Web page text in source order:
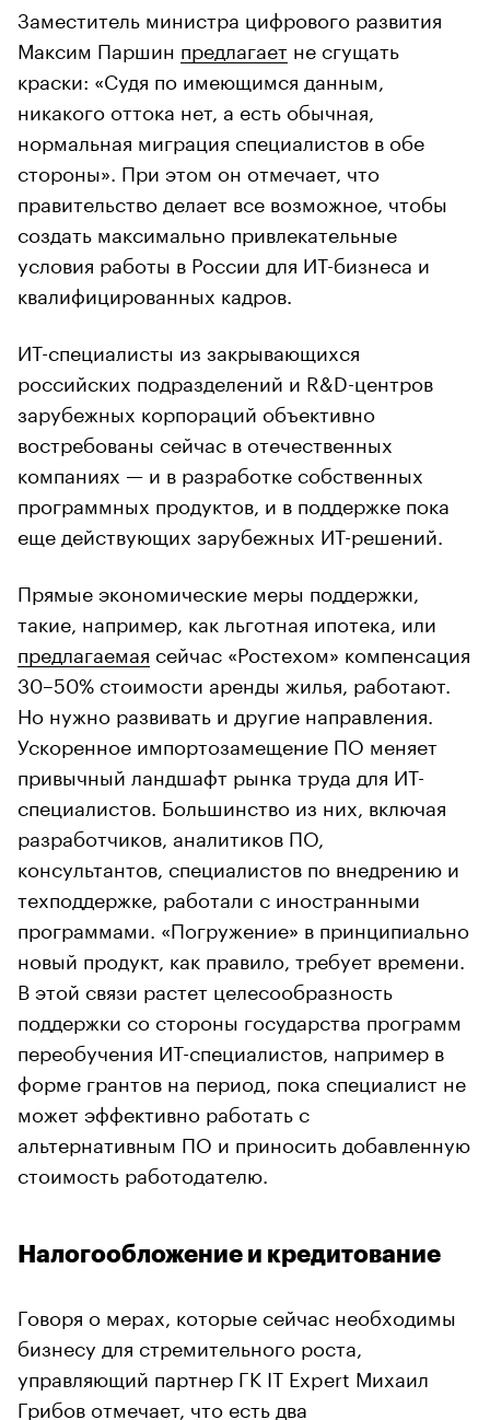
Заместитель министра цифрового развития
Максим Паршин предлагает не сгущать
краски: «Судя по имеющимся данным,
никакого оттока нет, а есть обычная,
нормальная миграция специалистов в обе
стороны». При этом он отмечает, что
правительство делает все возможное, чтобы
создать максимально привлекательные
условия работы в России для ИТ-бизнеса и
квалифицированных кадров.
ИТ-специалисты из закрывающихся
российских подразделений и R&D-центров
зарубежных корпораций объективно
востребованы сейчас в отечественных
компаниях — и в разработке собственных
программных продуктов, и в поддержке пока
еще действующих зарубежных ИТ-решений.
Прямые экономические меры поддержки,
такие, например, как льготная ипотека, или
предлагаемая сейчас «Ростехом» компенсация
30–50% стоимости аренды жилья, работают.
Но нужно развивать и другие направления.
Ускоренное импортозамещение ПО меняет
привычный ландшафт рынка труда для ИТ-
специалистов. Большинство из них, включая
разработчиков, аналитиков ПО,
консультантов, специалистов по внедрению и
техподдержке, работали с иностранными
программами. «Погружение» в принципиально
новый продукт, как правило, требует времени.
В этой связи растет целесообразность
поддержки со стороны государства программ
переобучения ИТ-специалистов, например в
форме грантов на период, пока специалист не
может эффективно работать с
альтернативным ПО и приносить добавленную
стоимость работодателю.
Налогообложение и кредитование
Говоря о мерах, которые сейчас необходимы
бизнесу для стремительного роста,
управляющий партнер ГК IT Expert Михаил
Грибов отмечает, что есть два